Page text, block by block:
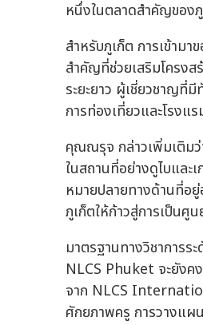
หนึ่งในตลาดสำคัญของ
สำหรับภูเก็ต การเข้าม
สำคัญที่ช่วยเสริมโครง
ระยะยาว ผู้เชี่ยวชาญที่
การท่องเที่ยวและโรงแ
คุณณรุจ กล่าวเพิ่มเติมว่
ในสถานที่อย่างดูไบและ
หมายปลายทางด้านที่อ
ภูเก็ตให้ก้าวสู่การเป็นศู
มาตรฐานทางวิชาการ
NLCS Phuket จะยังค
จาก NLCS
ศักยภาพครู การวางแผ